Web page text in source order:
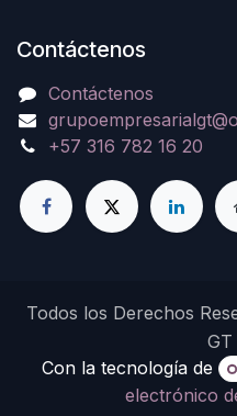
Contáctenos
Contáctenos
+57 316 782 16 20
Todos los Derechos
GT
Con la tecnología de
electrónico